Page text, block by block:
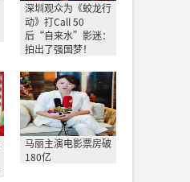
深圳观众为《蛟龙行
动》打Call 50
后“自来水”影迷：
拍出了强国梦！
马丽主演电影票房破
180亿